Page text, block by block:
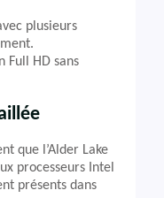
plusieurs
Full HD sans
que l’Alder Lake
processeurs Intel
présents dans